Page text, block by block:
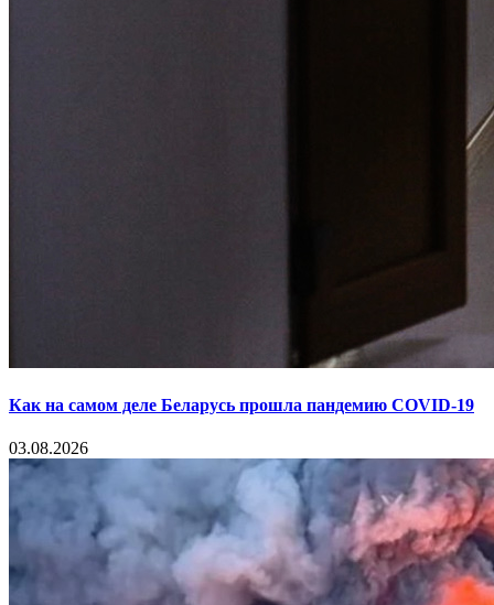
Как на самом деле Беларусь прошла пандемию COVID-19
03.08.2026